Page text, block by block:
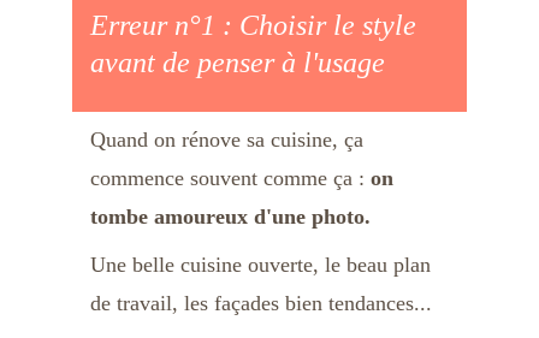
Erreur n°1 : Choisir le style
avant de penser à l'usage
Quand on rénove sa cuisine, ça
commence souvent comme ça : on
tombe amoureux d'une photo.
Une belle cuisine ouverte, le beau plan
de travail, les façades bien tendances...